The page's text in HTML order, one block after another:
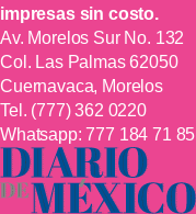
impresas sin costo.
Av. Morelos Sur No. 132
Col. Las Palmas 62050
Cuernavaca, Morelos
Tel. (777) 362 0220
Whatsapp:777 184 71 85